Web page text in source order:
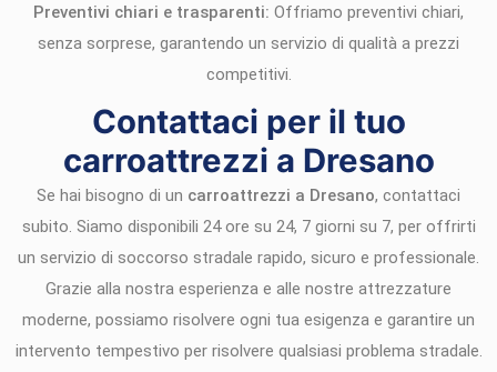
Preventivi chiari e trasparenti: Offriamo preventivi chiari,
senza sorprese, garantendo un servizio di qualità a prezzi
competitivi.
Contattaci per il tuo
carroattrezzi a Dresano
Se hai bisogno di un carroattrezzi a Dresano, contattaci
subito. Siamo disponibili 24 ore su 24, 7 giorni su 7, per offrirti
un servizio di soccorso stradale rapido, sicuro e professionale.
Grazie alla nostra esperienza e alle nostre attrezzature
moderne, possiamo risolvere ogni tua esigenza e garantire un
intervento tempestivo per risolvere qualsiasi problema stradale.